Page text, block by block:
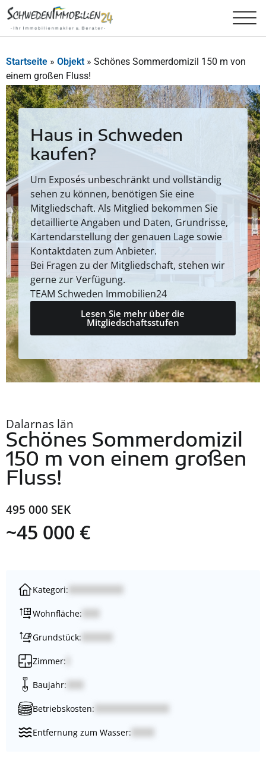
Startseite » Objekt » Schönes Sommerdomizil 150 m von
einem großen Fluss!
Haus in Schweden
kaufen?
Um Exposés unbeschränkt und vollständig
sehen zu können, benötigen Sie eine
Mitgliedschaft. Als Mitglied bekommen Sie
detaillierte Angaben und Daten, Grundrisse,
Kartendarstellung der genauen Lage sowie
Kontaktdaten zum Anbieter.
Bei Fragen zu der Mitgliedschaft, stehen wir
gerne zur Verfügung.
TEAM Schweden Immobilien24
Lesen Sie mehr über die
Mitgliedschaftsstufen
Dalarnas län
Schönes Sommerdomizil
150 m von einem großen
Fluss!
495 000 SEK
~45 000 €
Kategori:
Wohnfläche:
Grundstück:
Zimmer:
Baujahr:
Betriebskosten:
Entfernung zum Wasser: